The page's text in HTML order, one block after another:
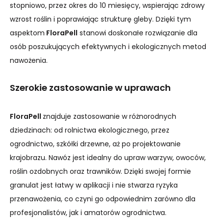
stopniowo, przez okres do 10 miesięcy, wspierając zdrowy
wzrost roślin i poprawiając strukturę gleby. Dzięki tym
aspektom FloraPell stanowi doskonałe rozwiązanie dla
osób poszukujących efektywnych i ekologicznych metod
nawożenia.
Szerokie zastosowanie w uprawach
FloraPell znajduje zastosowanie w różnorodnych
dziedzinach: od rolnictwa ekologicznego, przez
ogrodnictwo, szkółki drzewne, aż po projektowanie
krajobrazu. Nawóz jest idealny do upraw warzyw, owoców,
roślin ozdobnych oraz trawników. Dzięki swojej formie
granulat jest łatwy w aplikacji i nie stwarza ryzyka
przenawożenia, co czyni go odpowiednim zarówno dla
profesjonalistów, jak i amatorów ogrodnictwa.